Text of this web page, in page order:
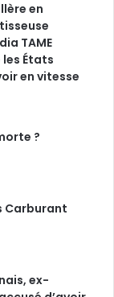
en
TAME
les États
en vitesse
?
Carburant
ex-